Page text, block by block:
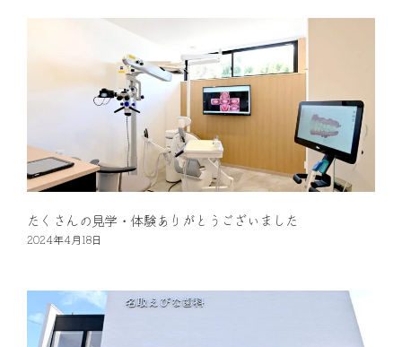
たくさんの見学・体験ありがとうございました
2024年4月18日